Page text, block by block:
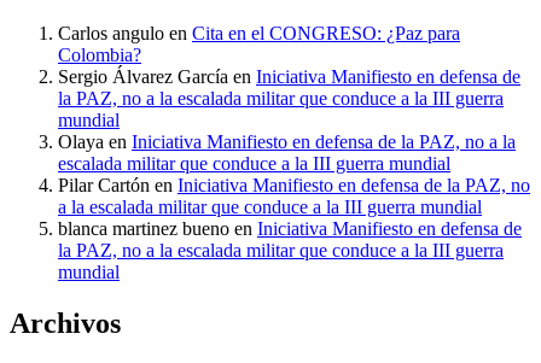
Carlos angulo en Cita en el CONGRESO: ¿Paz para
Colombia?
Sergio Álvarez García en Iniciativa Manifiesto en defensa de
la PAZ, no a la escalada militar que conduce a la III guerra
mundial
Olaya en Iniciativa Manifiesto en defensa de la PAZ, no a la
escalada militar que conduce a la III guerra mundial
Pilar Cartón en Iniciativa Manifiesto en defensa de la PAZ, no
a la escalada militar que conduce a la III guerra mundial
blanca martinez bueno en Iniciativa Manifiesto en defensa de
la PAZ, no a la escalada militar que conduce a la III guerra
mundial
Archivos